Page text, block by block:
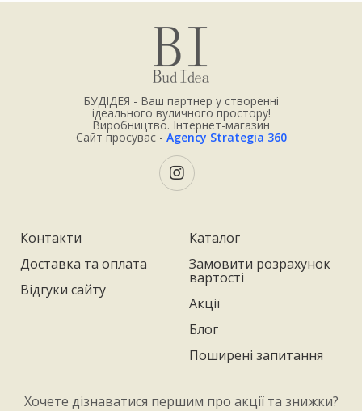
БУДІДЕЯ - Ваш партнер у створенні
ідеального вуличного простору!
Виробництво. Інтернет-магазин
Сайт просуває - Agency Strategia 360
Контакти
Доставка та оплата
Відгуки сайту
Каталог
Замовити розрахунок
вартості
Акції
Блог
Поширені запитання
Хочете дізнаватися першим про акції та знижки?